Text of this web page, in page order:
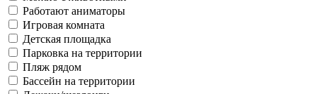
Работают аниматоры
Игровая комната
Детская площадка
Парковка на территории
Пляж рядом
Бассейн на территории